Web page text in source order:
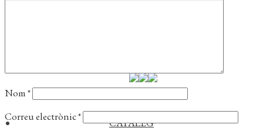
CATÀLEG
Nom*
Correu electrònic*